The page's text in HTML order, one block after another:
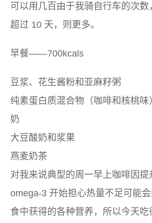
可以用几百由于我骑自行车的次
超过 10 天，则更多。
早餐——700kcals
豆浆、花生酱粉和亚麻籽粥
纯素蛋白质混合物（咖啡和核桃味
奶
大豆酸奶和浆果
燕麦奶茶
对我来说典型的周一早上咖啡因提
omega-3 开始担心热量不足可能
食中获得的各种营养，所以今天